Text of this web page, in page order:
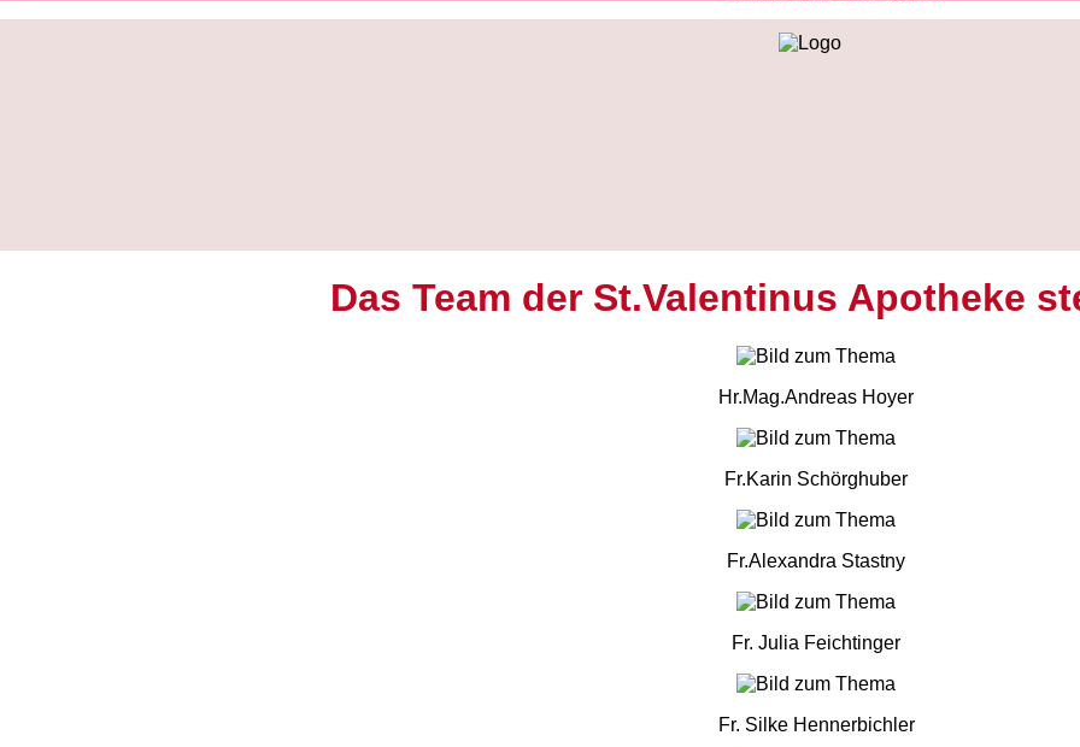
Das Team der St.Valentinus Apotheke
Hr.Mag.Andreas Hoyer
Fr.Karin Schörghuber
Fr.Alexandra Stastny
Fr. Julia Feichtinger
Fr. Silke Hennerbichler